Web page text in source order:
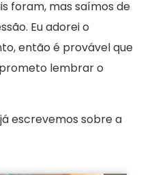
foram, mas saímos de
Eu adorei o
então é provável que
lembrar o
escrevemos sobre a